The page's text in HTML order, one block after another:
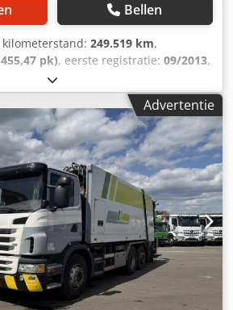
Bellen
kilometerstand: 249.519 km,
pk), eerste registratie: 09/2013,
, leeggewicht:
, bandenmaten:315 / 80 R 22.5 /
(TÜV):10/2024,
dagcabine, soort overbrenging:
Euro 5, ophanging: lucht,
, totale breedte:25.500 mm,
80 R 22.5 / 11mm , bedrijfsklaar
airconditioning,
Advertentie